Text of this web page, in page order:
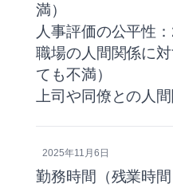
満）
人事評価の公平性
職場の人間関係に
ても不満）
上司や同僚との人
2025年11月6日
勤務時間（残業時